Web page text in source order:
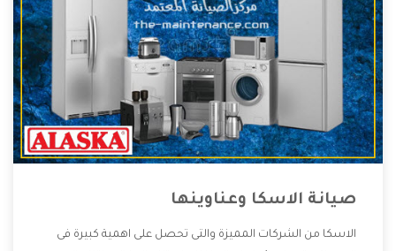
صيانة الاسكا وعناوينها
الاسكا من الشركات المميزة والتى تحصل على اهمية كبيرة فى